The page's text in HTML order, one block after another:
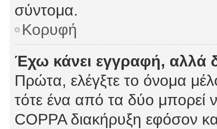
σύντομα.
Κορυφή
Έχω κάνει εγγραφή,
Πρώτα, ελέγξτε το όνομα
τότε ένα από τα δύο μπορεί
COPPA διακήρυξη εφόσον